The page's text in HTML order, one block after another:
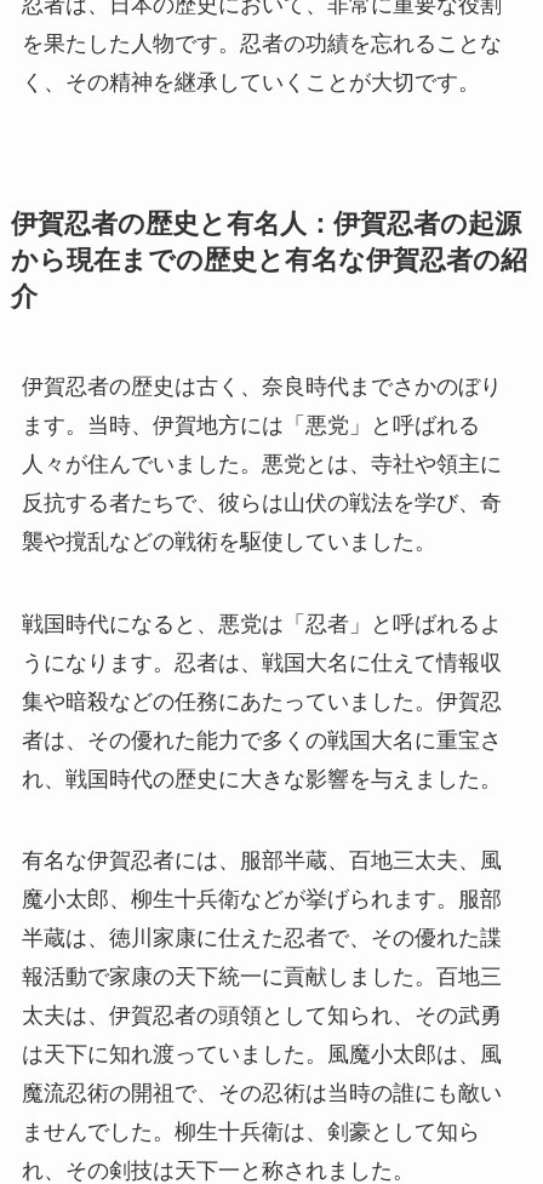
を果たした人物です。忍者の功績を忘れることな
く、その精神を継承していくことが大切です。
伊賀忍者の歴史と有名人：伊賀忍者の起源
から現在までの歴史と有名な伊賀忍者の紹
介
伊賀忍者の歴史は古く、奈良時代までさかのぼり
ます。当時、伊賀地方には「悪党」と呼ばれる
人々が住んでいました。悪党とは、寺社や領主に
反抗する者たちで、彼らは山伏の戦法を学び、奇
襲や撹乱などの戦術を駆使していました。
戦国時代になると、悪党は「忍者」と呼ばれるよ
うになります。忍者は、戦国大名に仕えて情報収
集や暗殺などの任務にあたっていました。伊賀忍
者は、その優れた能力で多くの戦国大名に重宝さ
れ、戦国時代の歴史に大きな影響を与えました。
有名な伊賀忍者には、服部半蔵、百地三太夫、風
魔小太郎、柳生十兵衛などが挙げられます。服部
半蔵は、徳川家康に仕えた忍者で、その優れた諜
報活動で家康の天下統一に貢献しました。百地三
太夫は、伊賀忍者の頭領として知られ、その武勇
は天下に知れ渡っていました。風魔小太郎は、風
魔流忍術の開祖で、その忍術は当時の誰にも敵い
ませんでした。柳生十兵衛は、剣豪として知ら
れ、その剣技は天下一と称されました。